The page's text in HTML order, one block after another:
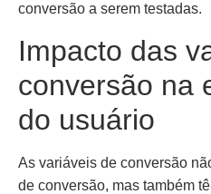
conversão a serem testadas.
Impacto das
conversão na
do usuário
As variáveis de conversão
de conversão, mas também